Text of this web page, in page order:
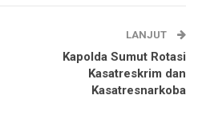
LANJUT
Kapolda Sumut Rotasi
Kasatreskrim dan
Kasatresnarkoba